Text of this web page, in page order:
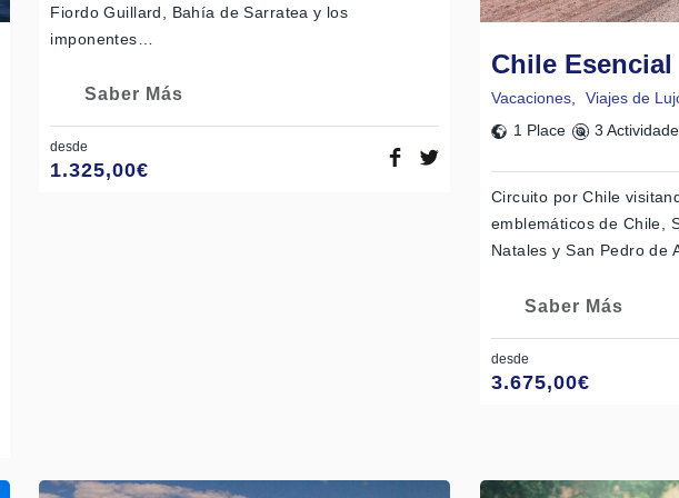
Fiordo Guillard, Bahía de Sarratea y los
imponentes…
Saber Más
desde
1.325,00€
Chile Esencial
Vacaciones, Viajes de
1 Place
3
Circuito por Chile
emblemáticos de Chile,
Natales y San Pedro de
Saber Más
desde
3.675,00€